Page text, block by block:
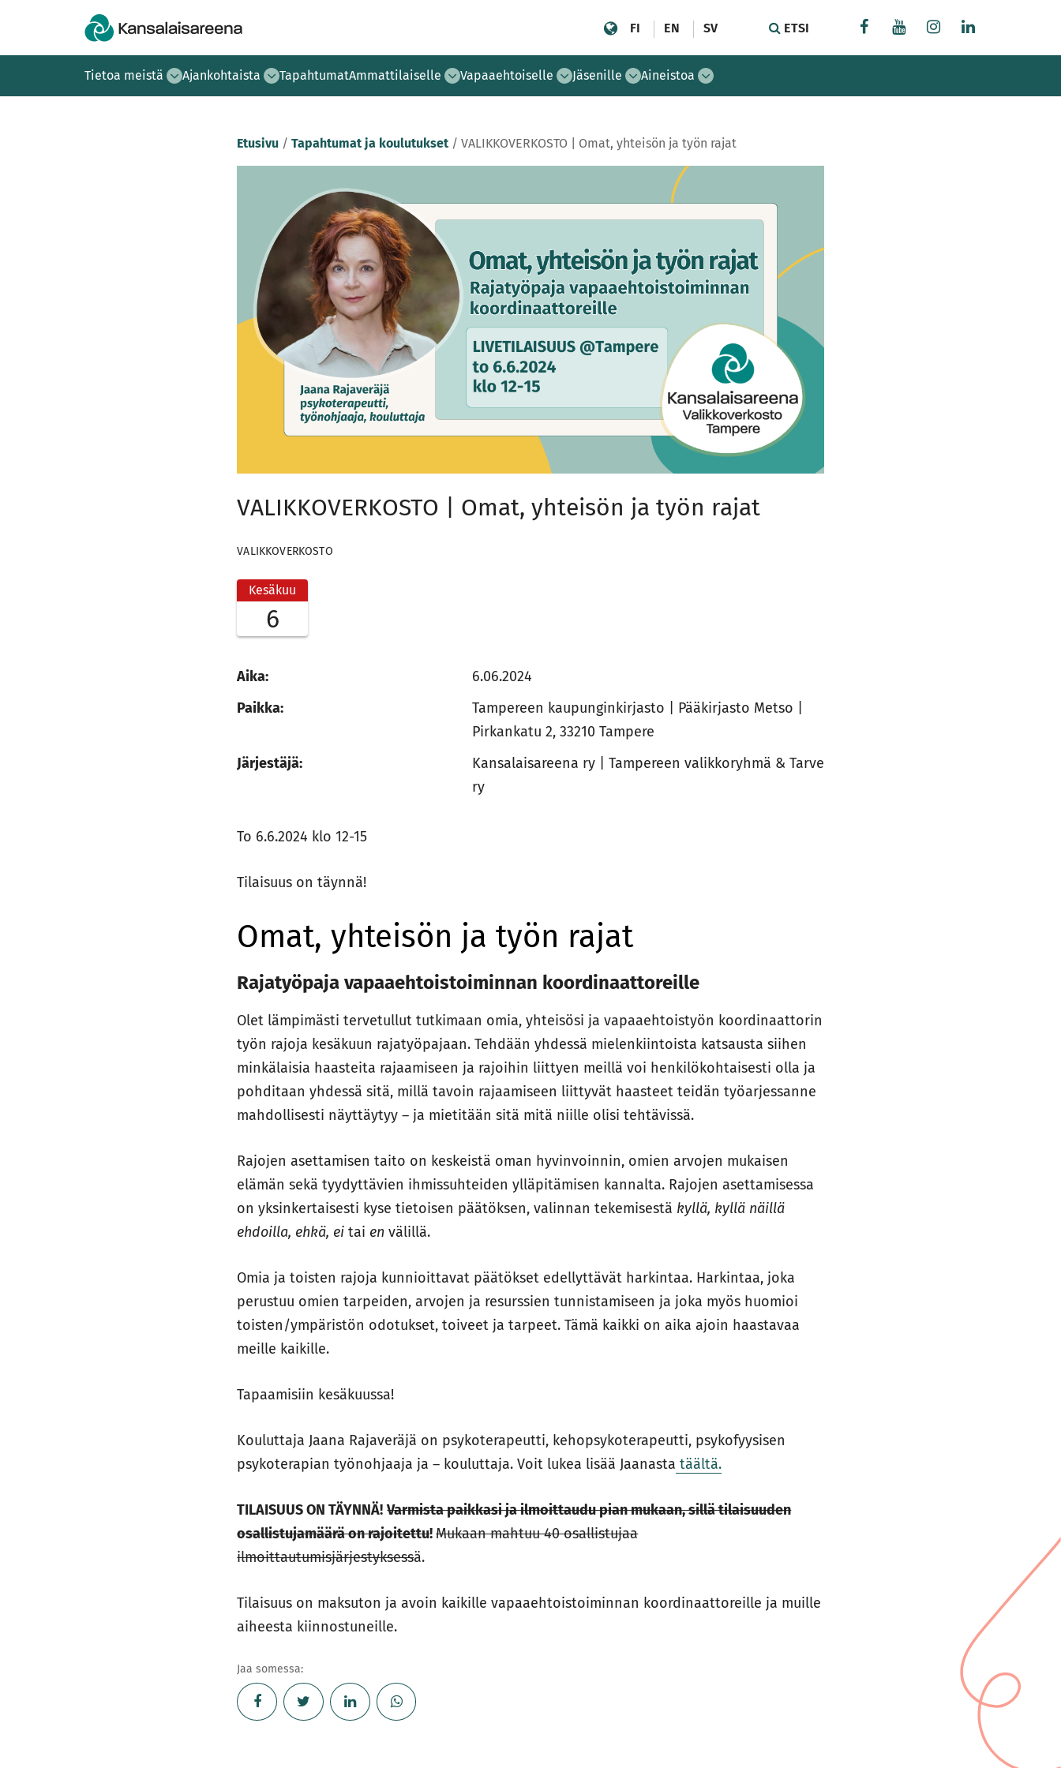
FI EN SV ETSI
Tietoa meistä Ajankohtaista TapahtumatAmmattilaiselle Vapaaehtoiselle Jäsenille Aineistoa
Etusivu /Tapahtumat ja koulutukset /VALIKKOVERKOSTO | Omat, yhteisön ja työn rajat
VALIKKOVERKOSTO | Omat, yhteisön ja työn rajat
VALIKKOVERKOSTO
Kesäkuu
6
Aika:
6.06.2024
Paikka:
Tampereen kaupunginkirjasto | Pääkirjasto Metso |
Pirkankatu 2, 33210 Tampere
Järjestäjä:
Kansalaisareena ry | Tampereen valikkoryhmä & Tarve
ry
To 6.6.2024 klo 12-15
Tilaisuus on täynnä!
Omat, yhteisön ja työn rajat
Rajatyöpaja vapaaehtoistoiminnan koordinaattoreille
Olet lämpimästi tervetullut tutkimaan omia, yhteisösi ja vapaaehtoistyön koordinaattorin
työn rajoja kesäkuun rajatyöpajaan. Tehdään yhdessä mielenkiintoista katsausta siihen
minkälaisia haasteita rajaamiseen ja rajoihin liittyen meillä voi henkilökohtaisesti olla ja
pohditaan yhdessä sitä, millä tavoin rajaamiseen liittyvät haasteet teidän työarjessanne
mahdollisesti näyttäytyy – ja mietitään sitä mitä niille olisi tehtävissä.
Rajojen asettamisen taito on keskeistä oman hyvinvoinnin, omien arvojen mukaisen
elämän sekä tyydyttävien ihmissuhteiden ylläpitämisen kannalta. Rajojen asettamisessa
on yksinkertaisesti kyse tietoisen päätöksen, valinnan tekemisestä kyllä, kyllä näillä
ehdoilla, ehkä, ei tai en välillä.
Omia ja toisten rajoja kunnioittavat päätökset edellyttävät harkintaa. Harkintaa, joka
perustuu omien tarpeiden, arvojen ja resurssien tunnistamiseen ja joka myös huomioi
toisten/ympäristön odotukset, toiveet ja tarpeet. Tämä kaikki on aika ajoin haastavaa
meille kaikille.
Tapaamisiin kesäkuussa!
Kouluttaja Jaana Rajaveräjä on psykoterapeutti, kehopsykoterapeutti, psykofyysisen
psykoterapian työnohjaaja ja – kouluttaja. Voit lukea lisää Jaanasta täältä.
TILAISUUS ON TÄYNNÄ! Varmista paikkasi ja ilmoittaudu pian mukaan, sillä tilaisuuden
osallistujamäärä on rajoitettu!Mukaan mahtuu 40 osallistujaa
ilmoittautumisjärjestyksessä.
Tilaisuus on maksuton ja avoin kaikille vapaaehtoistoiminnan koordinaattoreille ja muille
aiheesta kiinnostuneille.
Jaa somessa: